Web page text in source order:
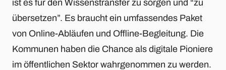
ist es für den Wissenstransfer zu sorgen und “zu
übersetzen”. Es braucht ein umfassendes Paket
von Online-Abläufen und Offline-Begleitung. Die
Kommunen haben die Chance als digitale Pioniere
im öffentlichen Sektor wahrgenommen zu werden.